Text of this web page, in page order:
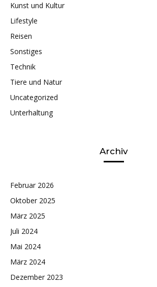
Kunst und Kultur
Lifestyle
Reisen
Sonstiges
Technik
Tiere und Natur
Uncategorized
Unterhaltung
Archiv
Februar 2026
Oktober 2025
März 2025
Juli 2024
Mai 2024
März 2024
Dezember 2023